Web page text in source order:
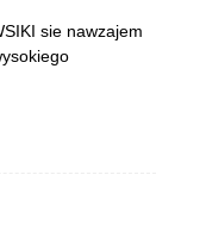
sie nawzajem